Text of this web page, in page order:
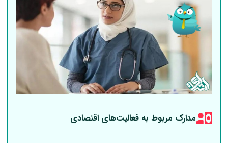
مدارک مربوط به فعالیت‎‌های اقتصادی